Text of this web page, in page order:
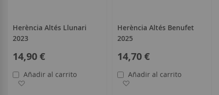
Herència Altés Llunari
2023
14,90 €
Añadir al carrito
Herència Altés Benufet
2025
14,70 €
Añadir al carrito